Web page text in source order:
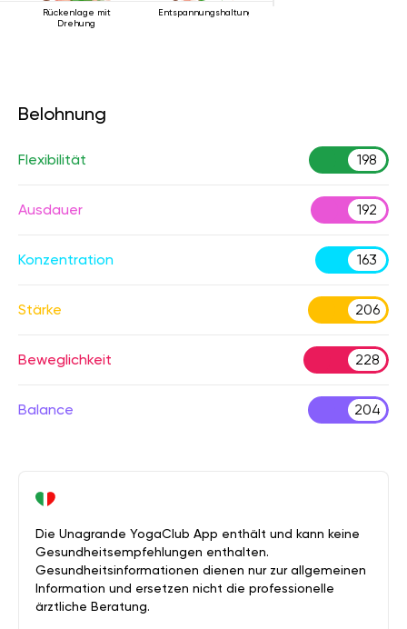
Rückenlage mit
Drehung
Entspannungshaltung
Belohnung
Flexibilität 198
Ausdauer 192
Konzentration 163
Stärke 206
Beweglichkeit 228
Balance 204
Die Unagrande YogaClub App enthält und kann keine
Gesundheitsempfehlungen enthalten.
Gesundheitsinformationen dienen nur zur allgemeinen
Information und ersetzen nicht die professionelle
ärztliche Beratung.